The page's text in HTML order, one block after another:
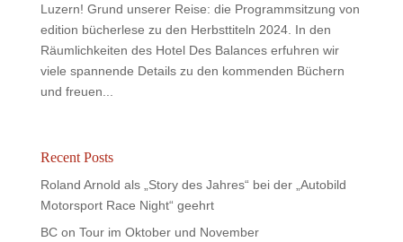
Luzern! Grund unserer Reise: die Programmsitzung von
edition bücherlese zu den Herbsttiteln 2024. In den
Räumlichkeiten des Hotel Des Balances erfuhren wir
viele spannende Details zu den kommenden Büchern
und freuen...
Recent Posts
Roland Arnold als „Story des Jahres“ bei der „Autobild
Motorsport Race Night“ geehrt
BC on Tour im Oktober und November